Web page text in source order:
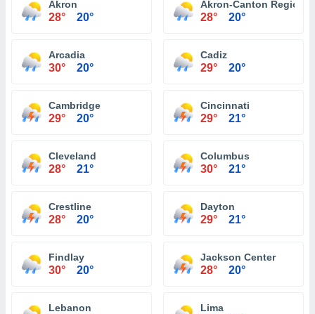
Akron
28° 20°
Akron-Canton
28° 20°
Arcadia
30° 20°
Cadiz
29° 20°
Cambridge
29° 20°
Cincinnati
29° 21°
Cleveland
28° 21°
Columbus
30° 21°
Crestline
28° 20°
Dayton
29° 21°
Findlay
30° 20°
Jackson Center
28° 20°
Lebanon Lima